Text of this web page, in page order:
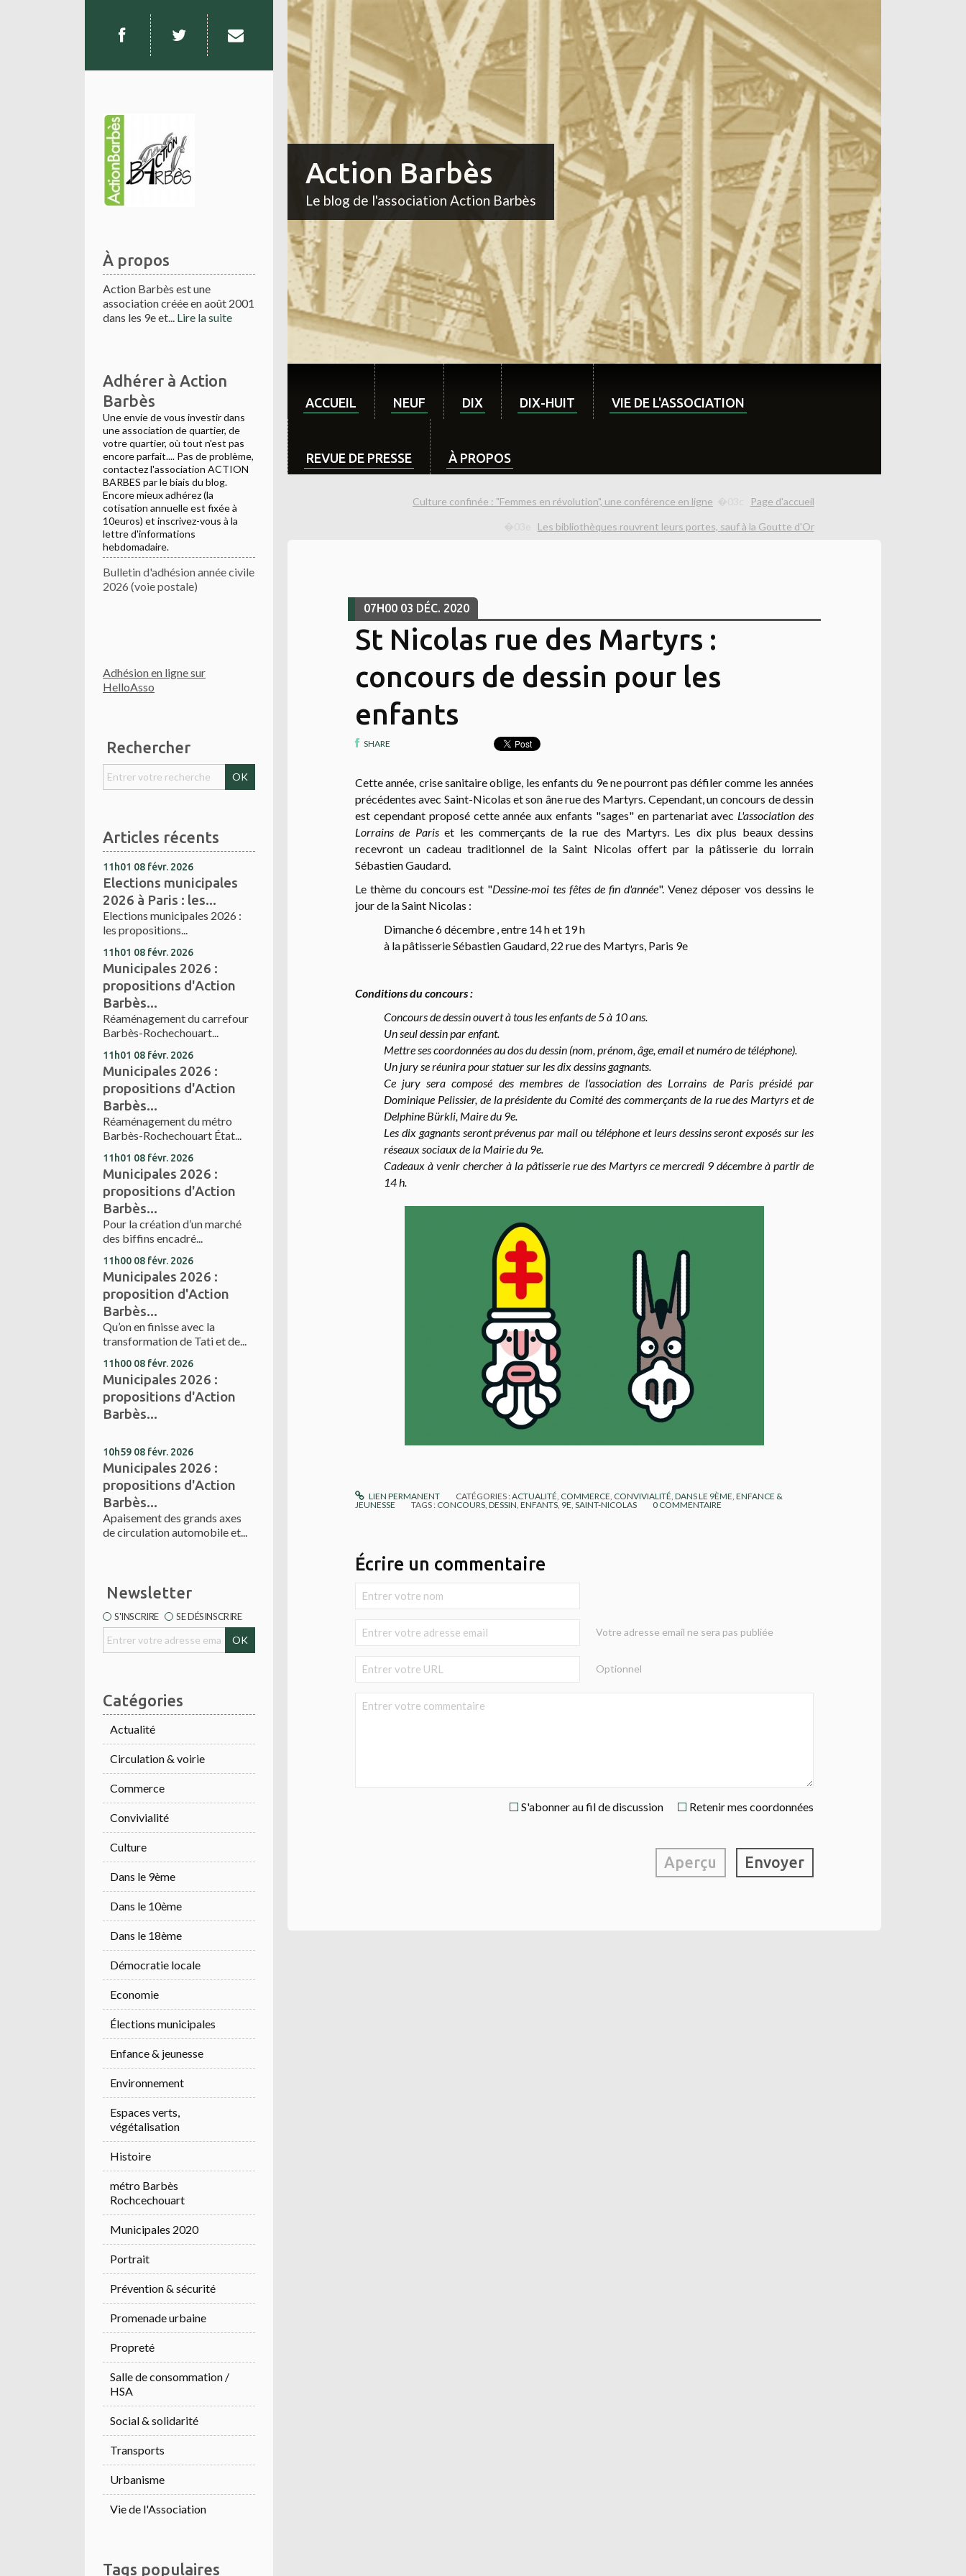
À propos
Action Barbès est une
association créée en août 2001
dans les 9e et... Lire la suite
Adhérer à Action
Barbès
Une envie de vous investir dans
une association de quartier, de
votre quartier, où tout n'est pas
encore parfait.... Pas de problème,
contactez l'association ACTION
BARBES par le biais du blog.
Encore mieux adhérez (la
cotisation annuelle est fixée à
10euros) et inscrivez-vous à la
lettre d'informations
hebdomadaire.
Bulletin d'adhésion année civile
2026 (voie postale)
Adhésion en ligne sur
HelloAsso
Rechercher
Articles récents
11h01 08 févr. 2026
Elections municipales
2026 à Paris : les...
Elections municipales 2026 :
les propositions...
11h01 08 févr. 2026
Municipales 2026 :
propositions d'Action
Barbès...
Réaménagement du carrefour
Barbès-Rochechouart...
11h01 08 févr. 2026
Municipales 2026 :
propositions d'Action
Barbès...
Réaménagement du métro
Barbès-Rochechouart État...
11h01 08 févr. 2026
Municipales 2026 :
propositions d'Action
Barbès...
Pour la création d’un marché
des biffins encadré...
11h00 08 févr. 2026
Municipales 2026 :
proposition d'Action
Barbès...
Qu’on en finisse avec la
transformation de Tati et de...
11h00 08 févr. 2026
Municipales 2026 :
propositions d'Action
Barbès...
10h59 08 févr. 2026
Municipales 2026 :
propositions d'Action
Barbès...
Apaisement des grands axes
de circulation automobile et...
Newsletter
S'INSCRIRE SE DÉSINSCRIRE
Catégories
Actualité
Circulation & voirie
Commerce
Convivialité
Culture
Dans le 9ème
Dans le 10ème
Dans le 18ème
Démocratie locale
Economie
Élections municipales
Enfance & jeunesse
Environnement
Espaces verts,
végétalisation
Histoire
métro Barbès
Rochcechouart
Municipales 2020
Portrait
Prévention & sécurité
Promenade urbaine
Propreté
Salle de consommation /
HSA
Social & solidarité
Transports
Urbanisme
Vie de l'Association
Tags populaires
Action Barbès
Le blog de l'association Action Barbès
ACCUEIL NEUF DIX DIX-HUIT VIE DE L'ASSOCIATION
REVUE DE PRESSE À PROPOS
Culture confinée : "Femmes en révolution", une conférence en ligne Page d'accueil
Les bibliothèques rouvrent leurs portes, sauf à la Goutte d'Or
07H00 03 DÉC. 2020
St Nicolas rue des Martyrs :
concours de dessin pour les
enfants
SHARE
Cette année, crise sanitaire oblige, les enfants du 9e ne pourront pas défiler comme les années
précédentes avec Saint-Nicolas et son âne rue des Martyrs. Cependant, un concours de dessin
est cependant proposé cette année aux enfants "sages" en partenariat avec L'association des
Lorrains de Pariset les commerçants de la rue des Martyrs. Les dix plus beaux dessins
recevront un cadeau traditionnel de la Saint Nicolas offert par la pâtisserie du lorrain
Sébastien Gaudard.
Le thème du concours est "Dessine-moi tes fêtes de fin d'année". Venez déposer vos dessins le
jour de la Saint Nicolas :
Dimanche 6 décembre , entre 14 h et 19 h
à la pâtisserie Sébastien Gaudard, 22 rue des Martyrs, Paris 9e
Conditions du concours :
Concours de dessin ouvert à tous les enfants de 5 à 10 ans.
Un seul dessin par enfant.
Mettre ses coordonnées au dos du dessin (nom, prénom, âge, email et numéro de téléphone).
Un jury se réunira pour statuer sur les dix dessins gagnants.
Ce jury sera composé des membres de l'association des Lorrains de Paris présidé par
Dominique Pelissier, de la présidente du Comité des commerçants de la rue des Martyrs et de
Delphine Bürkli, Maire du 9e.
Les dix gagnants seront prévenus par mail ou téléphone et leurs dessins seront exposés sur les
réseaux sociaux de la Mairie du 9e.
Cadeaux à venir chercher à la pâtisserie rue des Martyrs ce mercredi 9 décembre à partir de
14 h.
LIEN PERMANENT CATÉGORIES :ACTUALITÉ COMMERCE CONVIVIALITÉ ,DANS LE 9ÈME ,ENFANCE &
JEUNESSE
TAGS : CONCOURS DESSIN ENFANTS 9E SAINT-NICOLAS 0 COMMENTAIRE
Écrire un commentaire
Votre adresse email ne sera pas publiée
Optionnel
Retenir mes coordonnées
S'abonner au fil de discussion